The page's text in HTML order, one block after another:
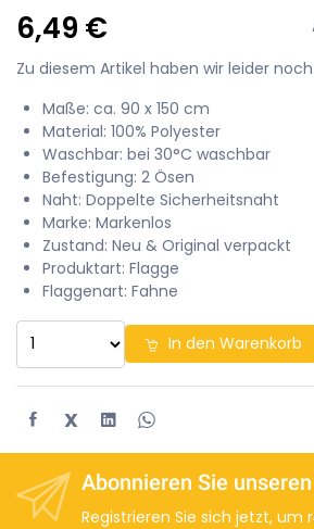
6,49 €
Zu diesem Artikel haben wir leider
Maße: ca. 90 x 150 cm
Material: 100% Polyester
Waschbar: bei 30°C waschbar
Befestigung: 2 Ösen
Naht: Doppelte Sicherheitsnaht
Marke: Markenlos
Zustand: Neu & Original verpackt
Produktart: Flagge
Flaggenart: Fahne
In den Warenkorb
X
Abonnieren Sie
Registrieren Sie sich jetzt, um